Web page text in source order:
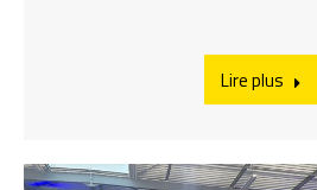
Lire plus